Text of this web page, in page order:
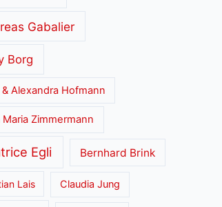
Gabalier
Borg
Alexandra Hofmann
Maria Zimmermann
Egli Bernhard Brink
Lais Claudia Jung